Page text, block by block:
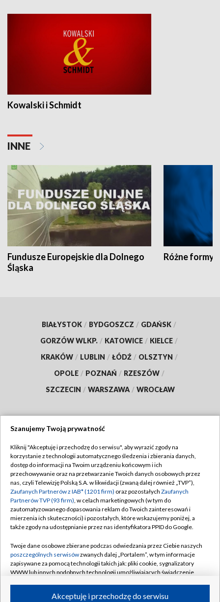
Kowalski i Schmidt
INNE
Fundusze Europejskie dla Dolnego
Śląska
Różne formy
BIAŁYSTOK / BYDGOSZCZ / GDAŃSK /
GORZÓW WLKP. / KATOWICE / KIELCE /
KRAKÓW / LUBLIN / ŁÓDŹ / OLSZTYN /
OPOLE / POZNAŃ / RZESZÓW /
SZCZECIN / WARSZAWA / WROCŁAW
TVP
Abonament TVP
Emisja w TVP
Centrum informacji TVP
Naziemna Telewizja Cyfrowa
Rada Programowa
System NOS
Informacje o nadawcy
Regulamin TVP
Polityka prywatności
Moje zgody
Pomoc
Kontakt
Kanały
Szanujemy Twoją prywatność
Kliknij "Akceptuję i przechodzę do serwisu", aby wyrazić zgody na
korzystanie z technologii automatycznego śledzenia i zbierania danych,
dostęp do informacji na Twoim urządzeniu końcowym i ich
przechowywanie oraz na przetwarzanie Twoich danych osobowych przez
nas, czyli Telewizję Polską S.A. w likwidacji (zwaną dalej również „TVP”),
Zaufanych Partnerów z IAB* (1201 firm) oraz pozostałych Zaufanych
Partnerów TVP (93 firm), w celach marketingowych (w tym do
zautomatyzowanego dopasowania reklam do Twoich zainteresowań i
mierzenia ich skuteczności) i pozostałych, które wskazujemy poniżej, a
także zgody na udostępnianie przez nas identyfikatora PPID do Google.
Twoje dane osobowe zbierane podczas odwiedzania przez Ciebie naszych
poszczególnych serwisówzwanych dalej „Portalem”, w tym informacje
zapisywane za pomocą technologii takich jak: pliki cookie, sygnalizatory
WWW lub innych podobnych technologii umożliwiających świadczenie
ruchu w Internecie.Akceptuję i przechodzę do serwisu